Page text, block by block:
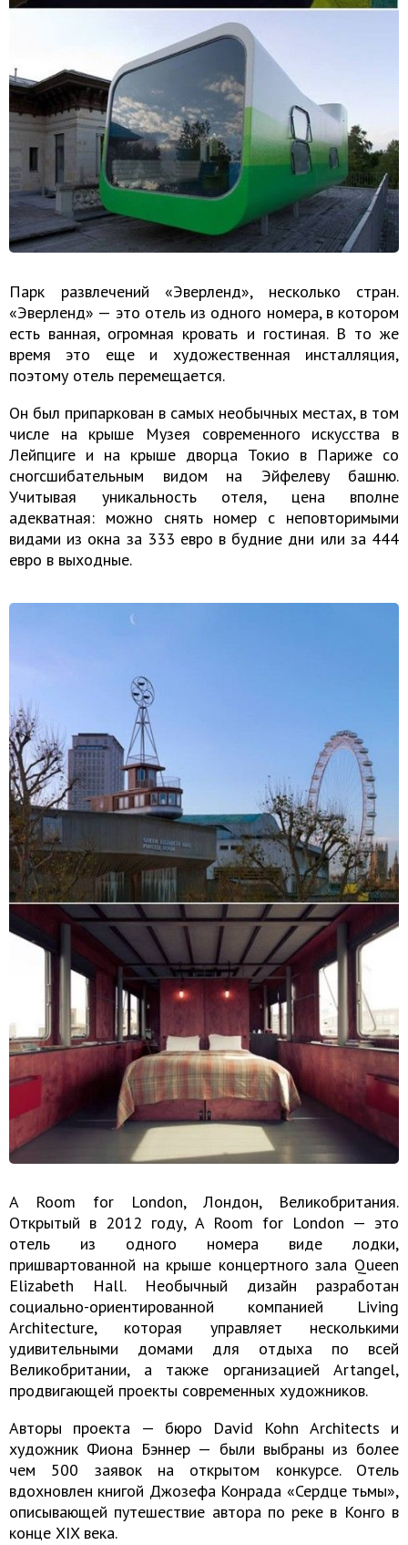
Парк развлечений «Эверленд», несколько стран.
«Эверленд» — это отель из одного номера, в котором
есть ванная, огромная кровать и гостиная. В то же
время это еще и художественная инсталляция,
поэтому отель перемещается.
Он был припаркован в самых необычных местах, в том
числе на крыше Музея современного искусства в
Лейпциге и на крыше дворца Токио в Париже со
сногсшибательным видом на Эйфелеву башню.
Учитывая уникальность отеля, цена вполне
адекватная: можно снять номер с неповторимыми
видами из окна за 333 евро в будние дни или за 444
евро в выходные.
A Room for London, Лондон, Великобритания.
Открытый в 2012 году, A Room for London — это
отель из одного номера виде лодки,
пришвартованной на крыше концертного зала Queen
Elizabeth Hall. Необычный дизайн разработан
социально-ориентированной компанией Living
Architecture, которая управляет несколькими
удивительными домами для отдыха по всей
Великобритании, а также организацией Artangel,
продвигающей проекты современных художников.
Авторы проекта — бюро David Kohn Architects и
художник Фиона Бэннер — были выбраны из более
чем 500 заявок на открытом конкурсе. Отель
вдохновлен книгой Джозефа Конрада «Сердце тьмы»,
описывающей путешествие автора по реке в Конго в
конце XIX века.